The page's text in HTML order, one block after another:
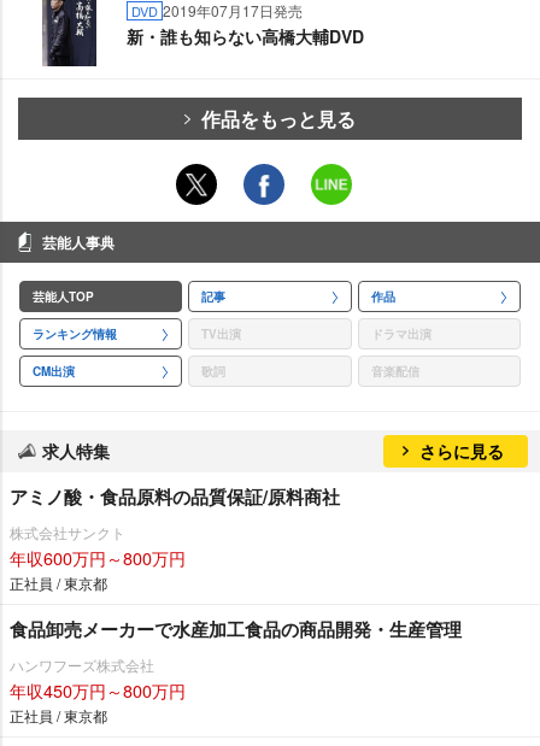
DVD 2019年07月17日発売
新・誰も知らない高橋大輔DVD
作品をもっと見る
芸能人事典
芸能人TOP 記事 作品
ランキング情報 TV出演 ドラマ出演
CM出演 歌詞 音楽配信
求人特集 さらに見る
アミノ酸・食品原料の品質保証/原料商社
株式会社サンクト
年収600万円～800万円
正社員 / 東京都
食品卸売メーカーで水産加工食品の商品開発・生産管理
ハンワフーズ株式会社
年収450万円～800万円
正社員 / 東京都